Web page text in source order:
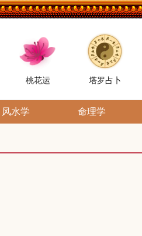
桃花运 塔罗占卜
风水学 命理学